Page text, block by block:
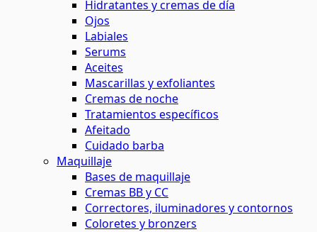
Hidratantes y cremas de día
Ojos
Labiales
Serums
Aceites
Mascarillas y exfoliantes
Cremas de noche
Tratamientos específicos
Afeitado
Cuidado barba
Maquillaje
Bases de maquillaje
Cremas BB y CC
Correctores, iluminadores y contornos
Coloretes y bronzers